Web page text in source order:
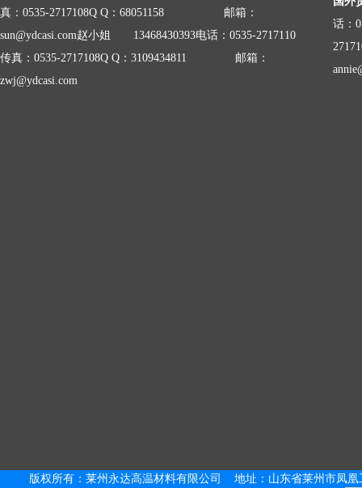
真：0535-2717108Q Q：68051158 邮箱：
sun@ydcasi.com赵小姐 13468430393电话：0535-2717110
传真：0535-2717108Q Q：3109434811 邮箱：
zwj@ydcasi.com
话：
版权所有：莱州永达高温材料有限